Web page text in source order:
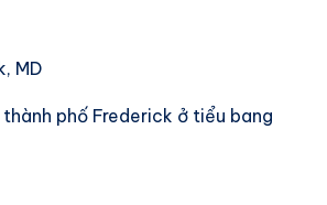
MD
phố Frederick ở tiểu bang